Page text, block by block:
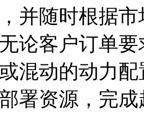
并随时根据
论客户订单
混动的动力
署资源，完